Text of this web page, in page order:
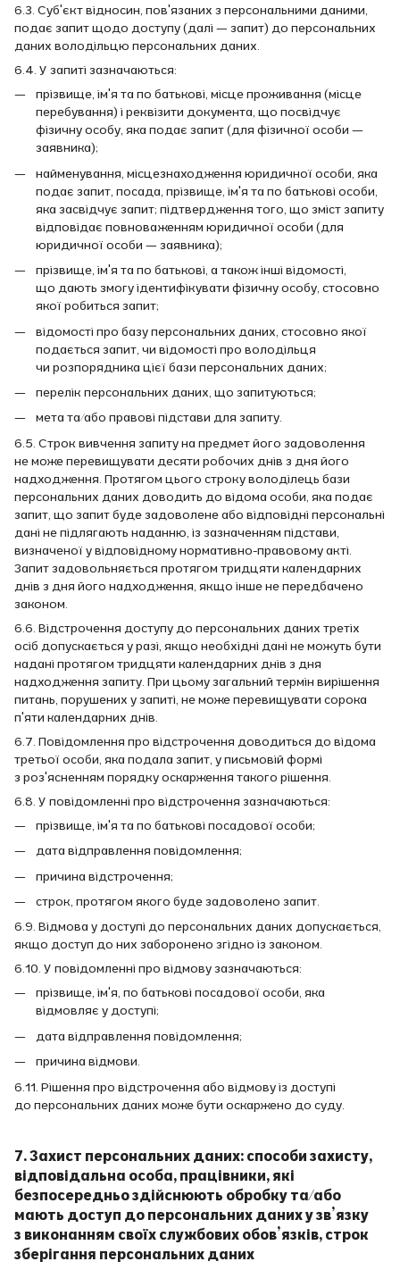
6.3. Суб'єкт відносин, пов'язаних з персональними даними,
подає запит щодо доступу (далі — запит) до персональних
даних володільцю персональних даних.
6.4. У запиті зазначаються:
прізвище, ім'я та по батькові, місце проживання (місце
перебування) і реквізити документа, що посвідчує
фізичну особу, яка подає запит (для фізичної особи —
заявника);
найменування, місцезнаходження юридичної особи, яка
подає запит, посада, прізвище, ім'я та по батькові особи,
яка засвідчує запит; підтвердження того, що зміст запиту
відповідає повноваженням юридичної особи (для
юридичної особи — заявника);
прізвище, ім'я та по батькові, а також інші відомості,
що дають змогу ідентифікувати фізичну особу, стосовно
якої робиться запит;
відомості про базу персональних даних, стосовно якої
подається запит, чи відомості про володільця
чи розпорядника цієї бази персональних даних;
перелік персональних даних, що запитуються;
мета та/або правові підстави для запиту.
6.5. Строк вивчення запиту на предмет його задоволення
не може перевищувати десяти робочих днів з дня його
надходження. Протягом цього строку володілець бази
персональних даних доводить до відома особи, яка подає
запит, що запит буде задоволене або відповідні персональні
дані не підлягають наданню, із зазначенням підстави,
визначеної у відповідному нормативно-правовому акті.
Запит задовольняється протягом тридцяти календарних
днів з дня його надходження, якщо інше не передбачено
законом.
6.6. Відстрочення доступу до персональних даних третіх
осіб допускається у разі, якщо необхідні дані не можуть бути
надані протягом тридцяти календарних днів з дня
надходження запиту. При цьому загальний термін вирішення
питань, порушених у запиті, не може перевищувати сорока
п'яти календарних днів.
6.7. Повідомлення про відстрочення доводиться до відома
третьої особи, яка подала запит, у письмовій формі
з роз'ясненням порядку оскарження такого рішення.
6.8. У повідомленні про відстрочення зазначаються:
прізвище, ім'я та по батькові посадової особи;
дата відправлення повідомлення;
причина відстрочення;
строк, протягом якого буде задоволено запит.
6.9. Відмова у доступі до персональних даних допускається,
якщо доступ до них заборонено згідно із законом.
6.10. У повідомленні про відмову зазначаються:
прізвище, ім'я, по батькові посадової особи, яка
відмовляє у доступі;
дата відправлення повідомлення;
причина відмови.
6.11. Рішення про відстрочення або відмову із доступі
до персональних даних може бути оскаржено до суду.
7. Захист персональних даних: способи захисту,
відповідальна особа, працівники, які
безпосередньо здійснюють обробку та/або
мають доступ до персональних даних у зв’язку
з виконанням своїх службових обов’язків, строк
зберігання персональних даних